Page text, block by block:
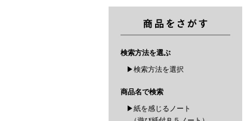
検索方法を選ぶ
▶検索方法を選択
商品名で検索
▶紙を感じるノート